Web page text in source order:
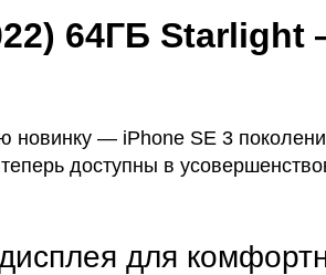
64ГБ
— iPhone SE 3
доступны в
для